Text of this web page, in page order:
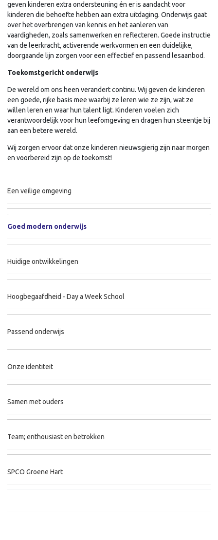
geven kinderen extra ondersteuning én er is aandacht voor
kinderen die behoefte hebben aan extra uitdaging. Onderwijs gaat
over het overbrengen van kennis en het aanleren van
vaardigheden, zoals samenwerken en reflecteren. Goede instructie
van de leerkracht, activerende werkvormen en een duidelijke,
doorgaande lijn zorgen voor een effectief en passend lesaanbod.
Toekomstgericht onderwijs
De wereld om ons heen verandert continu. Wij geven de kinderen
een goede, rijke basis mee waarbij ze leren wie ze zijn, wat ze
willen leren en waar hun talent ligt. Kinderen voelen zich
verantwoordelijk voor hun leefomgeving en dragen hun steentje bij
aan een betere wereld.
Wij zorgen ervoor dat onze kinderen nieuwsgierig zijn naar morgen
en voorbereid zijn op de toekomst!
Een veilige omgeving
Goed modern onderwijs
Huidige ontwikkelingen
Hoogbegaafdheid - Day a Week School
Passend onderwijs
Onze identiteit
Samen met ouders
Team; enthousiast en betrokken
SPCO Groene Hart